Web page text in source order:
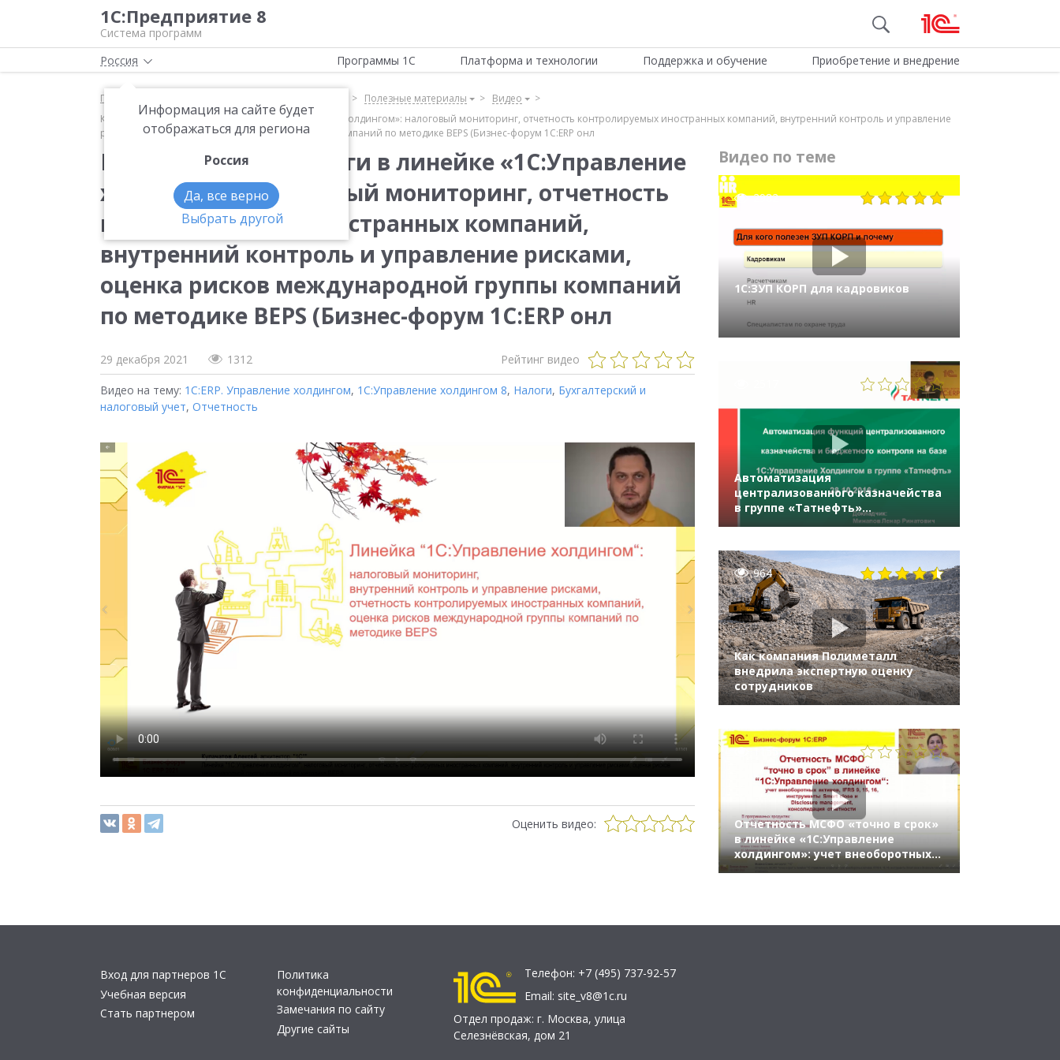
1С:Предприятие 8
Система программ
Россия
Информация на сайте будет
отображаться для региона
Россия
Да, все верно
Выбрать другой
Программы 1С Платформа и технологии Поддержка и обучение Приобретение и внедрение
Главная Полезные материалы
Видео
Корпоративные налоги в линейке «1С:Управление холдингом»: налоговый мониторинг, отчетность контролируемых иностранных компаний, внутренний контроль и управление
рисками, оценка рисков международной группы компаний по методике BEPS (Бизнес-форум 1С:ERP онл
Корпоративные налоги в линейке «1С:Управление
холдингом»: налоговый мониторинг, отчетность
контролируемых иностранных компаний,
внутренний контроль и управление рисками,
оценка рисков международной группы компаний
по методике BEPS (Бизнес-форум 1С:ERP онл
29 декабря 2021 1312 Рейтинг видео
Видео на тему: 1С:ERP. Управление холдингом, 1С:Управление холдингом 8, Налоги, Бухгалтерский и
налоговый учет, Отчетность
Оценить видео:
Видео по теме
2982
1С:ЗУП КОРП для кадровиков
Автоматизация
централизованного казначейства
в группе «Татнефть»
на «1С:Управление холдингом 8»
964
Как компания Полиметалл
внедрила экспертную оценку
сотрудников
1155
Отчетность МСФО «точно в срок»
в линейке «1С:Управление
холдингом»: учет внеоборотных
активов, IFRS 9, 15, 16,
(Бизнес-форум 1С:ERP онлайн 17
Вход для партнеров 1С
Учебная версия
Стать партнером
Политика
конфиденциальности
Замечания по сайту
Другие сайты
Телефон: +7 (495) 737-92-57
Email: site_v8@1c.ru
Отдел продаж: г. Москва, улица
Селезнёвская, дом 21